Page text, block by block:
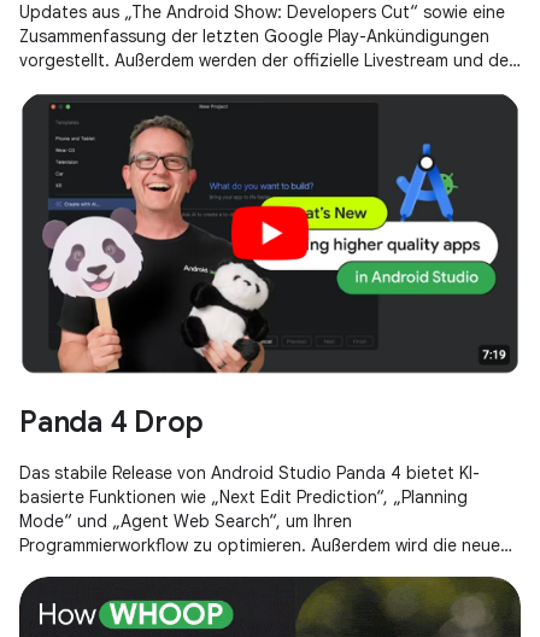
Updates aus „The Android Show: Developers Cut“ sowie eine
Zusammenfassung der letzten Google Play-Ankündigungen
vorgestellt. Außerdem werden der offizielle Livestream und der
Panda 4 Drop
Das stabile Release von Android Studio Panda 4 bietet KI-
basierte Funktionen wie „Next Edit Prediction“, „Planning
Mode“ und „Agent Web Search“, um Ihren
Programmierworkflow zu optimieren. Außerdem wird die neue
Modelle von Drittanbietern nahtlos direkt in Ihre IDE
einzubinden.